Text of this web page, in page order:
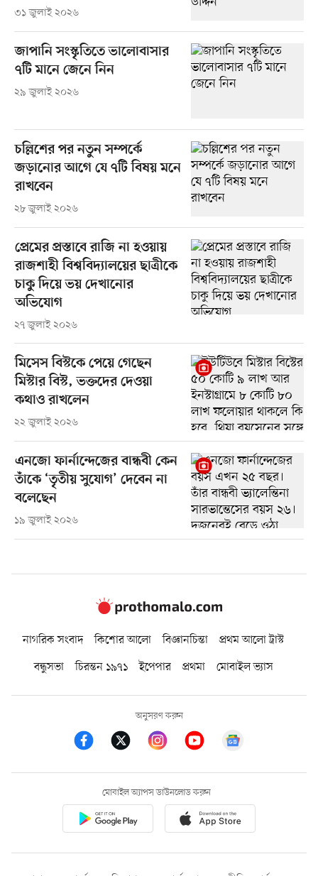
৩১ জুলাই ২০২৬
জাপানি সংস্কৃতিতে ভালোবাসার
৭টি মানে জেনে নিন
২৯ জুলাই ২০২৬
চল্লিশের পর নতুন সম্পর্কে
জড়ানোর আগে যে ৭টি বিষয় মনে
রাখবেন
২৮ জুলাই ২০২৬
প্রেমের প্রস্তাবে রাজি না হওয়ায়
রাজশাহী বিশ্ববিদ্যালয়ের ছাত্রীকে
চাকু দিয়ে ভয় দেখানোর
অভিযোগ
২৭ জুলাই ২০২৬
মিসেস বিস্টকে পেয়ে গেছেন
মিস্টার বিস্ট, ভক্তদের দেওয়া
কথাও রাখলেন
২২ জুলাই ২০২৬
এনজো ফার্নান্দেজের বান্ধবী কেন
তাঁকে ‘তৃতীয় সুযোগ’ দেবেন না
বলেছেন
১৯ জুলাই ২০২৬
নাগরিক সংবাদ কিশোর আলো বিজ্ঞানচিন্তা
প্রথম আলো ট্রাস্ট
বন্ধুসভা
চিরন্তন ১৯৭১ ইপেপার প্রথমা মোবাইল ভ্যাস
অনুসরণ করুন
মোবাইল অ্যাপস ডাউনলোড করুন